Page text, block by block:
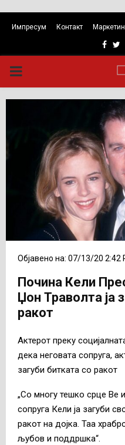
Импресум Контакт
PRIMARY
MENU
Објавено на: 07/13/20 2:42
Почина Кели
Џон Траволта ја
ракот
Актерот преку
дека неговата сопруга,
загуби битката со ракот
„Со многу тешко срце Ве
сопруга Кели ја загуби
ракот на дојка. Таа
љубов и поддршка“.